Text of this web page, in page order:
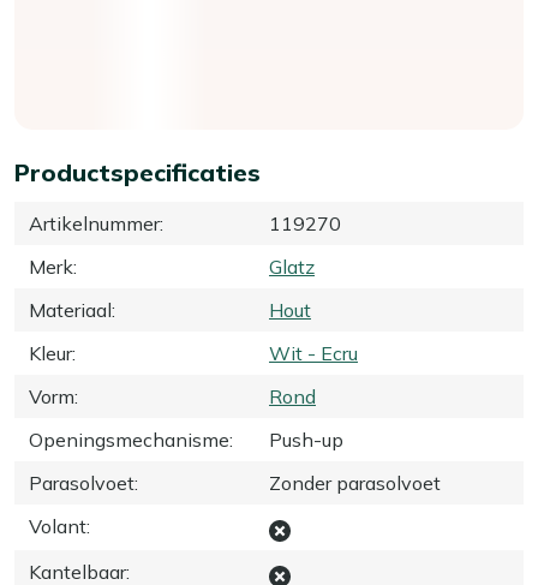
Productspecificaties
Artikelnummer:
119270
Merk:
Glatz
Materiaal:
Hout
Kleur:
Wit - Ecru
Vorm:
Rond
Openingsmechanisme:
Push-up
Parasolvoet:
Zonder parasolvoet
Volant:
Kantelbaar: